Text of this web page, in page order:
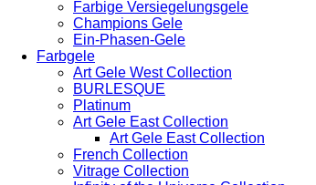
Farbige Versiegelungsgele
Champions Gele
Ein-Phasen-Gele
Farbgele
Art Gele West Collection
BURLESQUE
Platinum
Art Gele East Collection
Art Gele East Collection
French Collection
Vitrage Collection